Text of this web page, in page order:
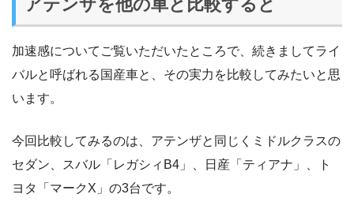
アテンザを他の車と比較すると
加速感についてご覧いただいたところで、続きましてライ
バルと呼ばれる国産車と、その実力を比較してみたいと思
います。
今回比較してみるのは、アテンザと同じくミドルクラスの
セダン、スバル「レガシィB4」、日産「ティアナ」、ト
ヨタ「マークX」の3台です。